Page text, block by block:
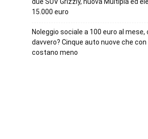
15.000 euro
Noleggio sociale a 100 euro al mese,
davvero? Cinque auto nuove che
costano meno